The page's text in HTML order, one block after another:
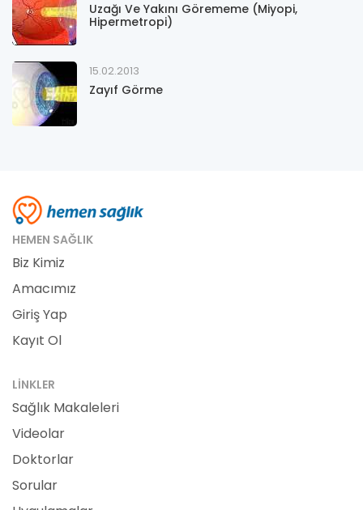
Uzağı Ve Yakını Görememe (Miyopi,
Hipermetropi)
15.02.2013
Zayıf Görme
HEMEN SAĞLIK
Biz Kimiz
Amacımız
Giriş Yap
Kayıt Ol
LINKLER
Sağlık Makaleleri
Videolar
Doktorlar
Sorular